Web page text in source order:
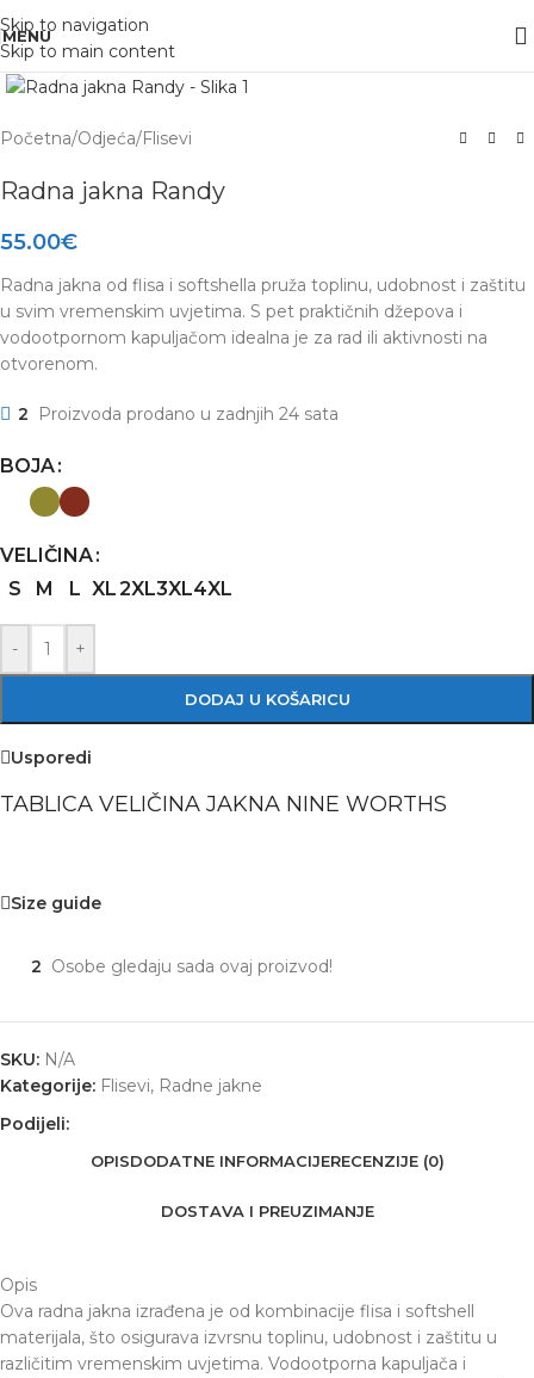
Skip to navigation
Skip to main content
MENU
Click to enlarge
Početna/Odjeća/Flisevi
Radna jakna Randy
55.00€
Radna jakna od flisa i softshella pruža toplinu, udobnost i zaštitu
u svim vremenskim uvjetima. S pet praktičnih džepova i
vodootpornom kapuljačom idealna je za rad ili aktivnosti na
otvorenom.
2 Proizvoda prodano u zadnjih 24 sata
BOJA
VELIČINA
S
M L XL2XL3XL4XL
- +
DODAJ U KOŠARICU
Usporedi
TABLICA VELIČINA JAKNA NINE WORTHS
Size guide
2 Osobe gledaju sada ovaj proizvod!
SKU: N/A
Kategorije: Flisevi, Radne jakne
Podijeli:
OPISDODATNE INFORMACIJERECENZIJE (0)
DOSTAVA I PREUZIMANJE
Opis
Ova radna jakna izrađena je od kombinacije flisa i softshell
materijala, što osigurava izvrsnu toplinu, udobnost i zaštitu u
različitim vremenskim uvjetima. Vodootporna kapuljača i